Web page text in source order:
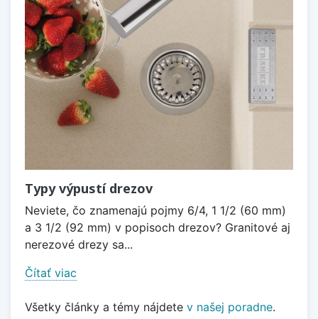
Typy výpustí drezov
Neviete, čo znamenajú pojmy 6/4, 1 1/2 (60 mm)
a 3 1/2 (92 mm) v popisoch drezov? Granitové aj
nerezové drezy sa...
Čítať viac
Všetky články a témy nájdete v našej poradne.